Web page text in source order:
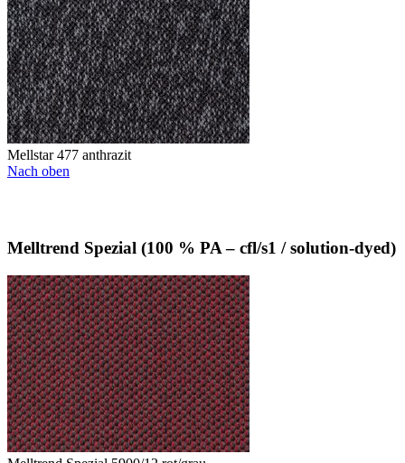
Mellstar 477 anthrazit
Nach oben
Melltrend Spezial (100 % PA – cfl/s1 / solution-dyed)